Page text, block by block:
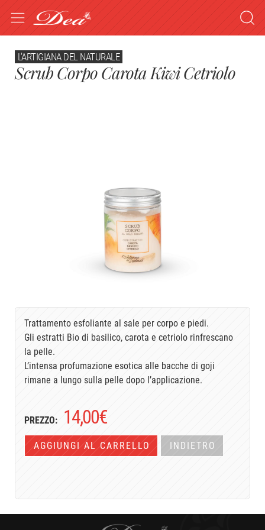
L’ARTIGIANA DEL NATURALE
Scrub Corpo Carota Kiwi Cetriolo
Trattamento esfoliante al sale per corpo e piedi.
Gli estratti Bio di basilico, carota e cetriolo rinfrescano
la pelle.
L’intensa profumazione esotica alle bacche di goji
rimane a lungo sulla pelle dopo l’applicazione.
PREZZO: 14,00€
AGGIUNGI AL CARRELLO INDIETRO